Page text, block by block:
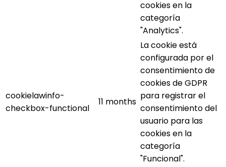
cookies en la
categoría
"Analytics".
cookielawinfo-
checkbox-functional
11 months
La cookie está
configurada por el
consentimiento de
cookies de GDPR
para registrar el
consentimiento del
usuario para las
cookies en la
categoría
"Funcional".